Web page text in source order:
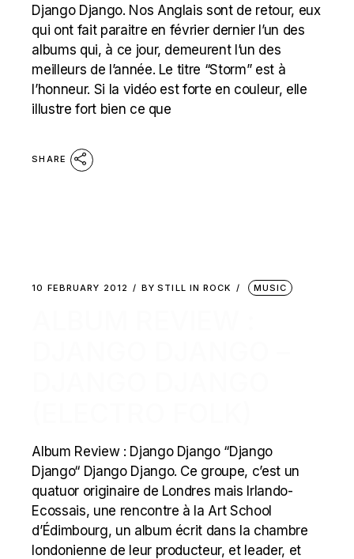
Django Django. Nos Anglais sont de retour, eux
qui ont fait paraitre en février dernier l’un des
albums qui, à ce jour, demeurent l’un des
meilleurs de l’année. Le titre “Storm” est à
l’honneur. Si la vidéo est forte en couleur, elle
illustre fort bien ce que
SHARE
10 FEBRUARY 2012 BY STILL IN ROCK MUSIC
Album Review : Django Django “Django
Django“ Django Django. Ce groupe, c’est un
quatuor originaire de Londres mais Irlando-
Ecossais, une rencontre à la Art School
d’Édimbourg, un album écrit dans la chambre
londonienne de leur producteur, et leader, et